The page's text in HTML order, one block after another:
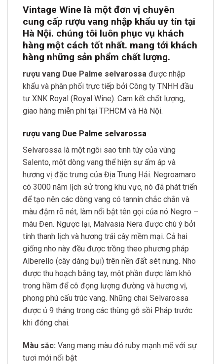
Vintage Wine là một đơn vị chuyên
cung cấp rượu vang nhập khẩu uy tín tại
Hà Nội. chúng tôi luôn phục vụ khách
hàng một cách tốt nhất. mang tới khách
hàng những sản phẩm chất lượng.
rượu vang Due Palme selvarossa được nhập
khẩu và phân phối trực tiếp bởi Công ty TNHH đầu
tư XNK Royal (Royal Wine). Cam kết chất lượng,
giao hàng miễn phí tại TP.HCM và Hà Nội.
rượu vang Due Palme selvarossa
Selvarossa là một ngôi sao tinh túy của vùng
Salento, một dòng vang thể hiện sự ấm áp và
hương vị đặc trưng của Địa Trung Hải. Negroamaro
có 3000 năm lịch sử trong khu vực, nó đã phát triển
để tạo nên các dòng vang có tannin chắc chắn và
màu đậm rõ nét, làm nổi bật tên gọi của nó Negro –
màu Đen. Ngược lại, Malvasia Nera được chú ý bởi
tính thanh lịch và hương trái cây mềm mại. Cả hai
giống nho này đều được trồng theo phương pháp
Alberello (cây dáng bụi) trên nền đất sét nung. Nho
được thu hoạch bằng tay, một phần được làm khô
trong hầm để cô đọng lượng đường và hương vị,
phong phú cấu trúc vang. Những chai Selvarossa
được ủ 9 tháng trong các thùng gỗ sồi Pháp trước
khi đóng chai.
Màu sắc: Vang mang màu đỏ ruby mạnh mẽ với sự
tươi mới nổi bật